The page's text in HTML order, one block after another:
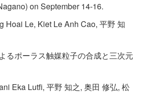
on September 14-16.
Hoai Le, Kiet Le Anh Cao, 平野 知
るポーラス触媒粒子の合成と三次元
Eka Lutfi, 平野 知之, 奥田 修弘, 松